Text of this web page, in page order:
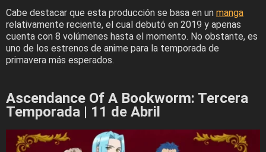
Cabe destacar que esta producción se basa en un manga
relativamente reciente, el cual debutó en 2019 y apenas
cuenta con 8 volúmenes hasta el momento. No obstante, es
uno de los estrenos de anime para la temporada de
primavera más esperados.
Ascendance Of A Bookworm: Tercera
Temporada | 11 de Abril